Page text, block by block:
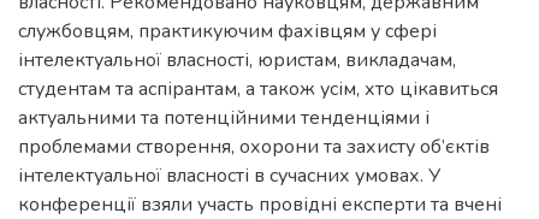
службовцям, практикуючим фахівцям у сфері
інтелектуальної власності, юристам, викладачам,
студентам та аспірантам, а також усім, хто цікавиться
актуальними та потенційними тенденціями і
проблемами створення, охорони та захисту об’єктів
інтелектуальної власності в сучасних умовах. У
конференції взяли участь провідні експерти та вчені